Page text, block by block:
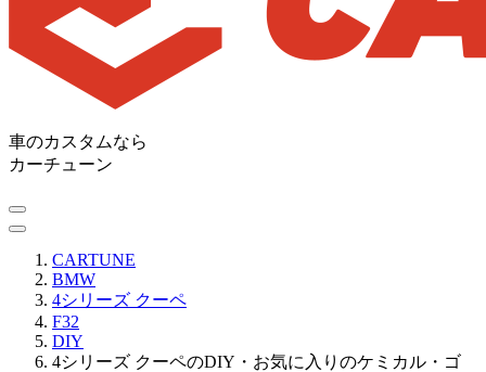
車のカスタムなら
カーチューン
CARTUNE
BMW
4シリーズ クーペ
F32
DIY
4シリーズ クーペのDIY・お気に入りのケミカル・ゴ